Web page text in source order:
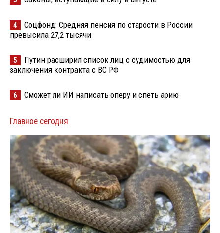
4
Соцфонд: Средняя пенсия по старости в России
превысила 27,2 тысячи
5
Путин расширил список лиц с судимостью для
заключения контракта с ВС РФ
6 Сможет ли ИИ написать оперу и спеть арию
Главное сегодня